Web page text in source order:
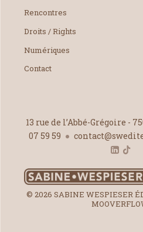
Rencontres
Droits / Rights
Numériques
Contact
13 rue de l’Abbé-Grégoire -
07 59 59
© 2026 SABINE WESPIESER